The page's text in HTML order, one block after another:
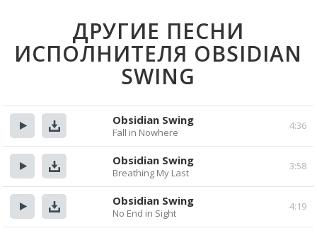
ДРУГИЕ ПЕСНИ
ИСПОЛНИТЕЛЯ OBSIDIAN
SWING
Прослушать
Скачать
4:36
Obsidian Swing
Fall in Nowhere
Прослушать
Скачать
3:58
Obsidian Swing
Breathing My Last
Прослушать
Скачать
4:19
Obsidian Swing
No End in Sight